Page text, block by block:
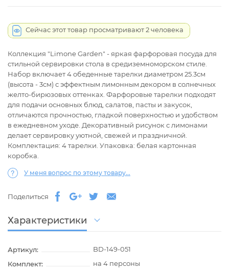
Сейчас этот товар просматривают 2 человека
Коллекция "Limone Garden" - яркая фарфоровая посуда для
стильной сервировки стола в средиземноморском стиле.
Набор включает 4 обеденные тарелки диаметром 25.3см
(высота - 3см) с эффектным лимонным декором в солнечных
желто-бирюзовых оттенках. Фарфоровые тарелки подходят
для подачи основных блюд, салатов, пасты и закусок,
отличаются прочностью, гладкой поверхностью и удобством
в ежедневном уходе. Декоративный рисунок с лимонами
делает сервировку уютной, свежей и праздничной.
Комплектация: 4 тарелки. Упаковка: белая картонная
коробка.
У меня вопрос по этому товару...
Поделиться
Характеристики
Артикул:
BD-149-051
Комплект:
на 4 персоны